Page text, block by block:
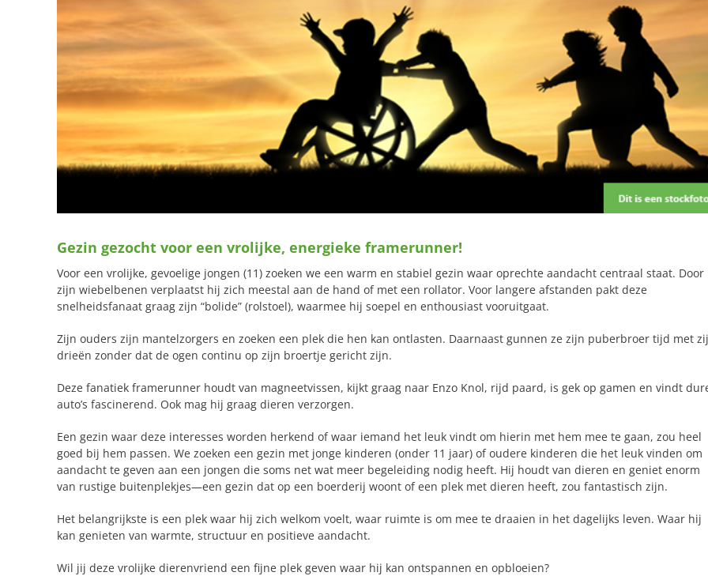
Gezin gezocht voor een vrolijke, energieke framerunner!
Voor een vrolijke, gevoelige jongen (11) zoeken we een warm en stabiel gezin waar oprechte aandacht centraal staat. Door
zijn wiebelbenen verplaatst hij zich meestal aan de hand of met een rollator. Voor langere afstanden pakt deze
snelheidsfanaat graag zijn “bolide” (rolstoel), waarmee hij soepel en enthousiast vooruitgaat.
Zijn ouders zijn mantelzorgers en zoeken een plek die hen kan ontlasten. Daarnaast gunnen ze zijn puberbroer tijd met
drieën zonder dat de ogen continu op zijn broertje gericht zijn.
Deze fanatiek framerunner houdt van magneetvissen, kijkt graag naar Enzo Knol, rijd paard, is gek op gamen en vindt
auto’s fascinerend. Ook mag hij graag dieren verzorgen.
Een gezin waar deze interesses worden herkend of waar iemand het leuk vindt om hierin met hem mee te gaan, zou heel
goed bij hem passen. We zoeken een gezin met jonge kinderen (onder 11 jaar) of oudere kinderen die het leuk vinden om
aandacht te geven aan een jongen die soms net wat meer begeleiding nodig heeft. Hij houdt van dieren en geniet enorm
van rustige buitenplekjes—een gezin dat op een boerderij woont of een plek met dieren heeft, zou fantastisch zijn.
Het belangrijkste is een plek waar hij zich welkom voelt, waar ruimte is om mee te draaien in het dagelijks leven. Waar hij
kan genieten van warmte, structuur en positieve aandacht.
Wil jij deze vrolijke dierenvriend een fijne plek geven waar hij kan ontspannen en opbloeien?